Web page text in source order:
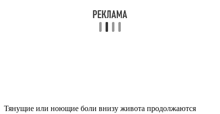
Тянущие или ноющие боли внизу живота продолжаются